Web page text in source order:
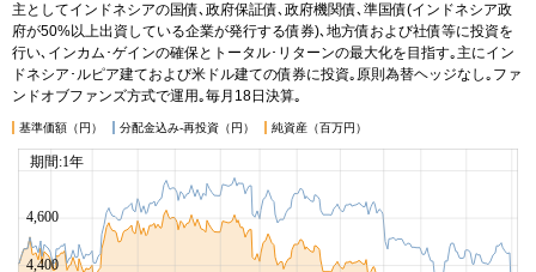
主としてインドネシアの国債､政府保証債､政府機関債､準国債(インドネシア政
府が50%以上出資している企業が発行する債券)､地方債および社債等に投資を
行い､インカム･ゲインの確保とトータル･リターンの最大化を目指す｡主にイン
ドネシア･ルピア建ておよび米ドル建ての債券に投資｡原則為替ヘッジなし｡ファ
ンドオブファンズ方式で運用｡毎月18日決算｡
基準価額（円） 分配金込み-再投資（円） 純資産（百万円）